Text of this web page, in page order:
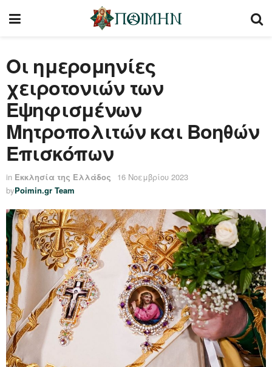
Οι ημερομηνίες
χειροτονιών των
Εψηφισμένων
Μητροπολιτών και Βοηθών
Επισκόπων
in Εκκλησία της Ελλάδος
16 Νοεμβρίου 2023
byPoimin.gr Team